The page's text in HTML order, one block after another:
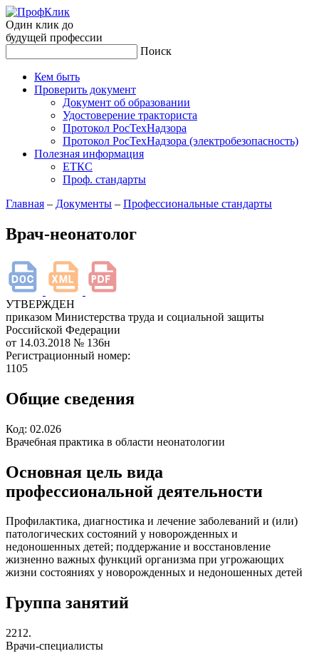
Один клик до
будущей профессии
Поиск
Кем быть
Проверить документ
Документ об образовании
Удостоверение тракториста
Протокол РосТехНадзора
Протокол РосТехНадзора (электробезопасность)
Полезная информация
ЕТКС
Проф. стандарты
Главная – Документы – Профессиональные стандарты
Врач-неонатолог
УТВЕРЖДЕН
приказом Министерства труда и социальной защиты
Российской Федерации
от 14.03.2018 № 136н
Регистрационный номер:
1105
Общие сведения
Код: 02.026
Врачебная практика в области неонатологии
Основная цель вида
профессиональной деятельности
Профилактика, диагностика и лечение заболеваний и (или)
патологических состояний у новорожденных и
недоношенных детей; поддержание и восстановление
жизненно важных функций организма при угрожающих
жизни состояниях у новорожденных и недоношенных детей
Группа занятий
2212.
Врачи-специалисты